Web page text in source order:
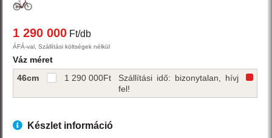
1 290 000 Ft/db
ÁFÁ-val, Szállítási költségek nélkül
Váz méret
46cm
1 290 000Ft
Szállítási idő: bizonytalan, hívj
fel!
Készlet információ